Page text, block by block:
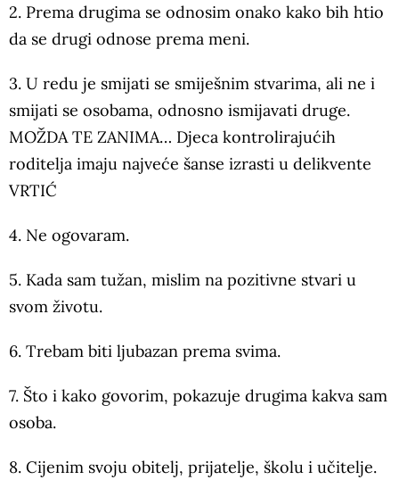
2. Prema drugima se odnosim onako kako bih htio
da se drugi odnose prema meni.
3. U redu je smijati se smiješnim stvarima, ali ne i
smijati se osobama, odnosno ismijavati druge.
MOŽDA TE ZANIMA… Djeca kontrolirajućih
roditelja imaju najveće šanse izrasti u delikvente
VRTIĆ
4. Ne ogovaram.
5. Kada sam tužan, mislim na pozitivne stvari u
svom životu.
6. Trebam biti ljubazan prema svima.
7. Što i kako govorim, pokazuje drugima kakva sam
osoba.
8. Cijenim svoju obitelj, prijatelje, školu i učitelje.